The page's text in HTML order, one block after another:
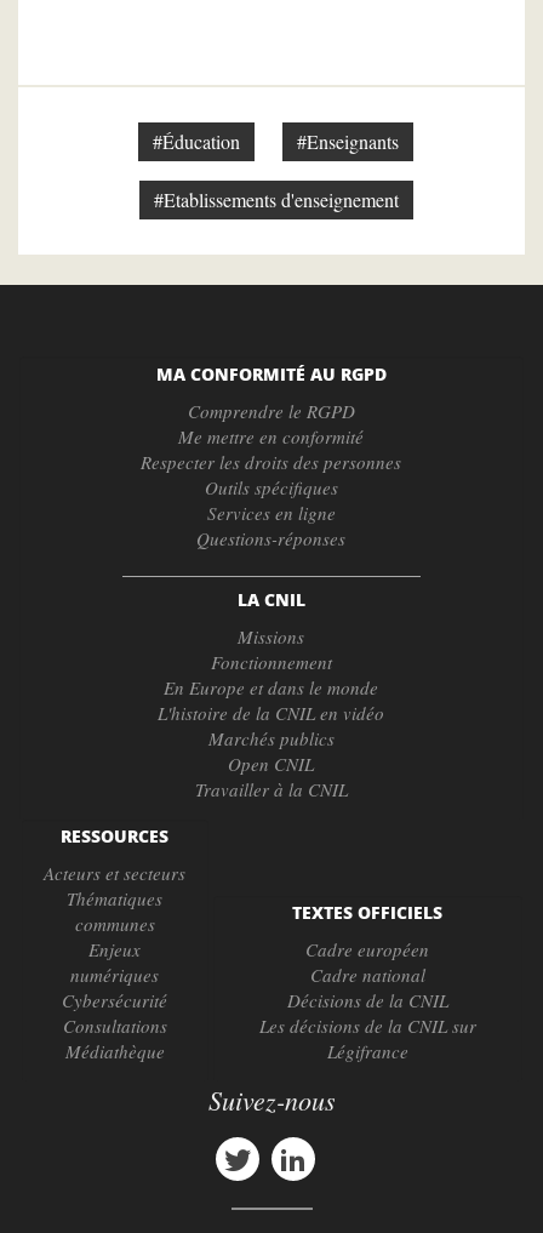
#Éducation #Enseignants
#Etablissements d'enseignement
MA CONFORMITÉ AU RGPD
Comprendre le RGPD
Me mettre en conformité
Respecter les droits des personnes
Outils spécifiques
Services en ligne
Questions-réponses
LA CNIL
Missions
Fonctionnement
En Europe et dans le monde
L'histoire de la CNIL en vidéo
Marchés publics
Open CNIL
Travailler à la CNIL
RESSOURCES
Acteurs et secteurs
Thématiques
communes
Enjeux
numériques
Cybersécurité
Consultations
Médiathèque
TEXTES OFFICIELS
Cadre européen
Cadre national
Décisions de la CNIL
Les décisions de la CNIL sur
Légifrance
Suivez-nous